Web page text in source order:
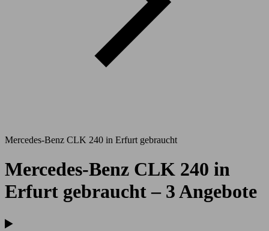
Mercedes-Benz CLK 240 in Erfurt gebraucht
Mercedes-Benz CLK 240 in
Erfurt gebraucht – 3 Angebote